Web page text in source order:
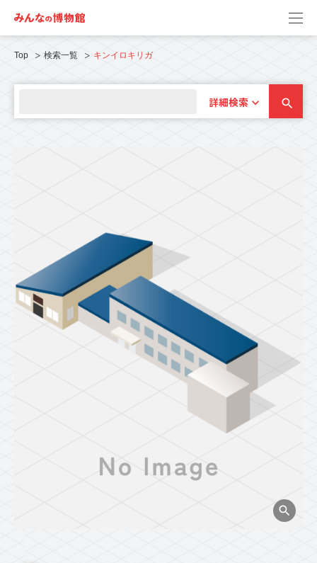
Top 検索一覧 キンイロキリガ
詳細検索